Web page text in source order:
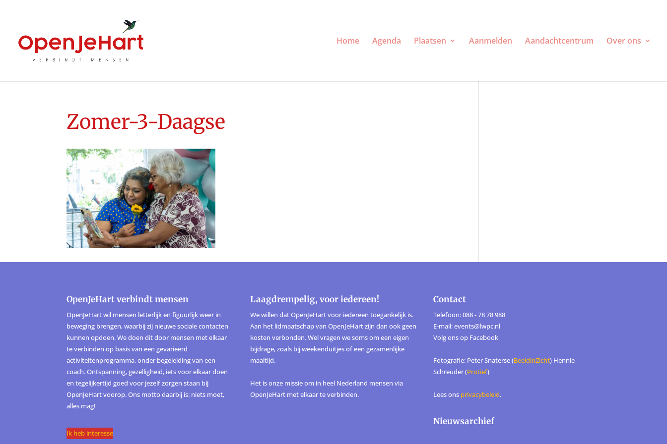
Home Agenda Plaatsen Aanmelden Aandachtcentrum Over ons
Zomer-3-Daagse
OpenJeHart verbindt mensen
OpenJeHart wil mensen letterlijk en figuurlijk weer in
beweging brengen, waarbij zij nieuwe sociale contacten
kunnen opdoen. We doen dit door mensen met elkaar
te verbinden op basis van een gevarieerd
activiteitenprogramma, onder begeleiding van een
coach. Ontspanning, gezelligheid, iets voor elkaar doen
en tegelijkertijd goed voor jezelf zorgen staan bij
OpenJeHart voorop. Ons motto daarbij is: niets moet,
alles mag!
Ik heb interesse
Laagdrempelig, voor iedereen!
We willen dat OpenJeHart voor iedereen toegankelijk is.
Aan het lidmaatschap van OpenJeHart zijn dan ook geen
kosten verbonden. Wel vragen we soms om een eigen
bijdrage, zoals bij weekenduitjes of een gezamenlijke
maaltijd.
Het is onze missie om in heel Nederland mensen via
OpenJeHart met elkaar te verbinden.
Contact
Telefoon: 088 - 78 78 988
E-mail: events@lwpc.nl
Volg ons op Facebook
Fotografie: Peter Snaterse (BeeldinZicht) Hennie
Schreuder (Protief)
Lees ons privacybeleid.
Nieuwsarchief